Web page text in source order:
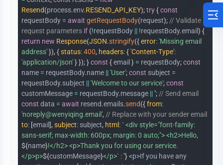
Resend(process.env.RESEND_API_KEY);try{const
requestBody = await getRequestBody(request);// Validate
request parameters if (!requestBody || !requestBody.email) {
return new Response(JSON.stringify({error:'Missing email
address'}), {status:400, headers:{'Content-Type':
'application/json'}});}const {email } = requestBody;const
name = requestBody.name ||'User';const subject =
requestBody.subject ||'Welcome to our service';const
customMessage = requestBody.message ||'';// Send email
const data = await resend.emails.send({from:
'noreply@wenyiqing.email', // Replace with your sender email
to: [email], subject: subject, html :` <div style="font-family:
sans-serif; max-width: 600px; margin: 0 auto;"> <h2>Hello,
${name}!</h2> <p>Thank you for using our service.
</p>p>${customMessage}</p>` :''}<p>If you have any